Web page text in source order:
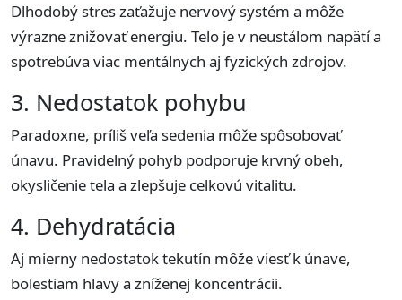
Dlhodobý stres zaťažuje nervový systém a môže
výrazne znižovať energiu. Telo je v neustálom napätí a
spotrebúva viac mentálnych aj fyzických zdrojov.
3. Nedostatok pohybu
Paradoxne, príliš veľa sedenia môže spôsobovať
únavu. Pravidelný pohyb podporuje krvný obeh,
okysličenie tela a zlepšuje celkovú vitalitu.
4. Dehydratácia
Aj mierny nedostatok tekutín môže viesť k únave,
bolestiam hlavy a zníženej koncentrácii.